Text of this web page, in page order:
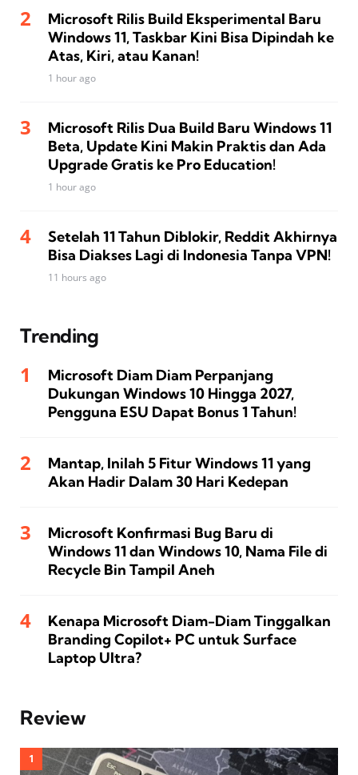
Microsoft Rilis Build Eksperimental Baru
Windows 11, Taskbar Kini Bisa Dipindah ke
Atas, Kiri, atau Kanan!
1 hour ago
Microsoft Rilis Dua Build Baru Windows 11
Beta, Update Kini Makin Praktis dan Ada
Upgrade Gratis ke Pro Education!
1 hour ago
Setelah 11 Tahun Diblokir, Reddit Akhirnya
Bisa Diakses Lagi di Indonesia Tanpa VPN!
11 hours ago
Trending
Microsoft Diam Diam Perpanjang
Dukungan Windows 10 Hingga 2027,
Pengguna ESU Dapat Bonus 1 Tahun!
Mantap, Inilah 5 Fitur Windows 11 yang
Akan Hadir Dalam 30 Hari Kedepan
Microsoft Konfirmasi Bug Baru di
Windows 11 dan Windows 10, Nama File di
Recycle Bin Tampil Aneh
Kenapa Microsoft Diam-Diam Tinggalkan
Branding Copilot+ PC untuk Surface
Laptop Ultra?
Review